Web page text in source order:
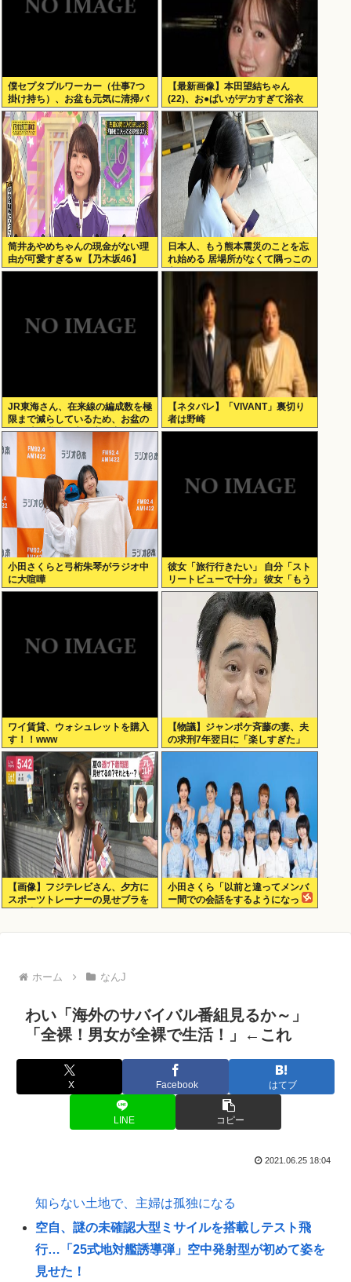
僕セプタプルワーカー（仕事7つ
掛け持ち）、お盆も元気に清掃バ
イト！
【最新画像】本田望結ちゃん
(22)、お●ぱいがデカすぎて浴衣
が…
筒井あやめちゃんの現金がない理
由が可愛すぎるｗ【乃木坂46】
日本人、もう熊本震災のことを忘
れ始める 居場所がなくて隅っこの
方でゲームするポニーテルの女子
小学生もいるんだぞ！！
JR東海さん、在来線の編成数を極
限まで減らしているため、お盆の
この時間帯でも立ち客が出てしま
う
【ネタバレ】「VIVANT」裏切り
者は野崎
小田さくらと弓桁朱琴がラジオ中
に大喧嘩
彼女「旅行行きたい」 自分「スト
リートビューで十分」 彼女「もう
いい （ドドンガドン」 これ俺が
悪いの？
ワイ賃貸、ウォシュレットを購入
す！！www
【物議】ジャンポケ斉藤の妻、夫
の求刑7年翌日に「楽しすぎた」
とInstagram更新
【画像】フジテレビさん、夕方に
スポーツトレーナーの見せブラを
小田さくら「以前と違ってメンバ
ー間での会話をするようになっ
ホーム なんJ
わい「海外のサバイバル番組見るか～」
「全裸！男女が全裸で生活！」←これ
X Facebook はてブ
LINE コピー
2021.06.25 18:04
知らない土地で、主婦は孤独になる
空自、謎の未確認大型ミサイルを搭載しテスト飛
行…「25式地対艦誘導弾」空中発射型が初めて姿を
見せた！